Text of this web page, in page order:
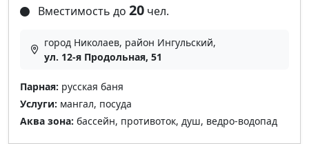
Вместимость до 20 чел.
город Николаев, район Ингульский,
ул. 12-я Продольная, 51
Парная: русская баня
Услуги: мангал, посуда
Аква зона: бассейн, противоток, душ, ведро-водопад